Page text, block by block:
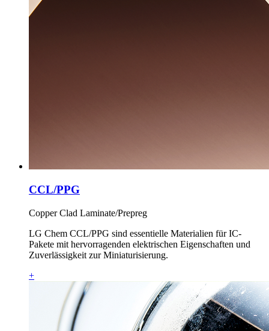
CCL/PPG
Copper Clad Laminate/Prepreg
LG Chem CCL/PPG sind essentielle Materialien für IC-
Pakete mit hervorragenden elektrischen Eigenschaften und
Zuverlässigkeit zur Miniaturisierung.
+